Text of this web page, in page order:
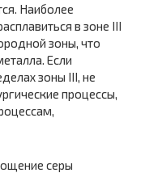
Наиболее
в зоне III
зоны, что
Если
зоны III, не
процессы,
серы